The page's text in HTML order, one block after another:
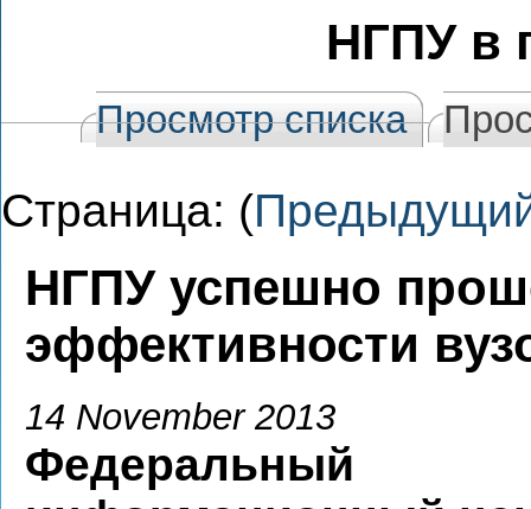
НГПУ в
Просмотр списка
Страница: (
НГПУ успешно
эффективности
14 November 2013
Федеральный